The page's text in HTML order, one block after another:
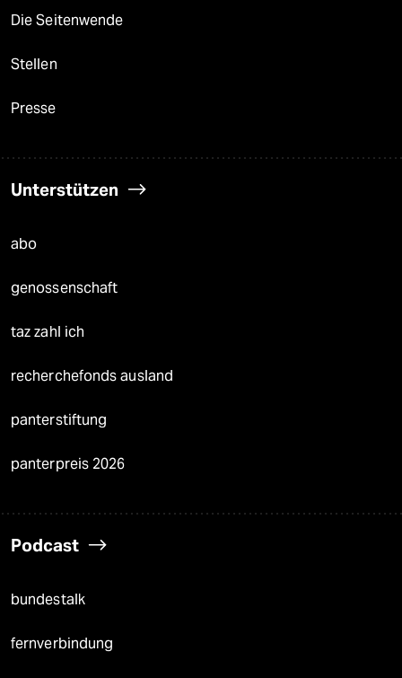
Die Seitenwende
Stellen
Presse
Unterstützen
abo
genossenschaft
taz zahl ich
recherchefonds ausland
panterstiftung
panterpreis 2026
Podcast
bundestalk
fernverbindung